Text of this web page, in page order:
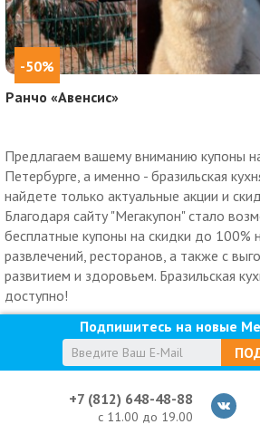
-50%
Ранчо «Авенсис»
Предлагаем вашему вниманию купоны
Петербурге, а именно - бразильская
найдете только актуальные акции и
Благодаря сайту "Мегакупон" стало
бесплатные купоны на скидки до 100%
развлечений, ресторанов, а также с
развитием и здоровьем. Бразильская
доступно!
Подпишитесь на новые
+7 (812) 648-48-88
с 11.00 до 19.00